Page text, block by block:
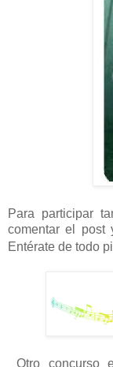
Para participar
comentar el post
Entérate de todo
Otro concurso